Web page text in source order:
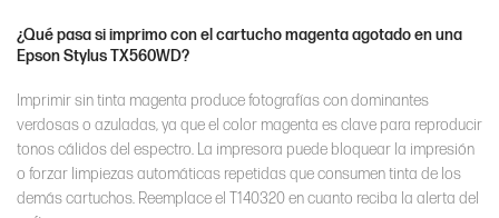
¿Qué pasa si imprimo con el cartucho magenta agotado en una
Epson Stylus TX560WD?
Imprimir sin tinta magenta produce fotografías con dominantes
verdosas o azuladas, ya que el color magenta es clave para reproducir
tonos cálidos del espectro. La impresora puede bloquear la impresión
o forzar limpiezas automáticas repetidas que consumen tinta de los
demás cartuchos. Reemplace el T140320 en cuanto reciba la alerta del